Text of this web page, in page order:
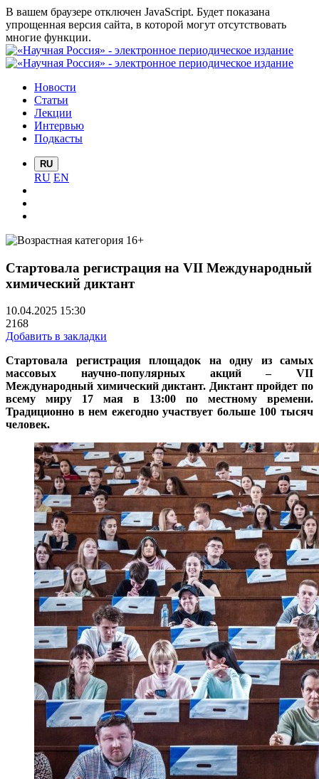
В вашем браузере отключен JavaScript. Будет показана
упрощенная версия сайта, в которой могут отсутствовать
многие функции.
Новости
Статьи
Лекции
Интервью
Подкасты
RU
RU EN
Стартовала регистрация на VII Международный
химический диктант
10.04.2025 15:30
2168
Добавить в закладки
Стартовала регистрация площадок на одну из самых
массовых научно-популярных акций – VII
Международный химический диктант. Диктант пройдет по
всему миру 17 мая в 13:00 по местному времени.
Традиционно в нем ежегодно участвует больше 100 тысяч
человек.